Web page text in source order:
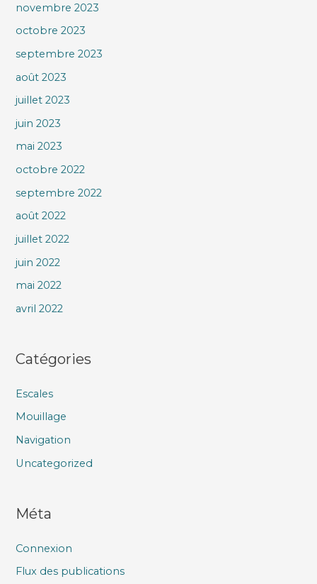
novembre 2023
octobre 2023
septembre 2023
août 2023
juillet 2023
juin 2023
mai 2023
octobre 2022
septembre 2022
août 2022
juillet 2022
juin 2022
mai 2022
avril 2022
Catégories
Escales
Mouillage
Navigation
Uncategorized
Méta
Connexion
Flux des publications